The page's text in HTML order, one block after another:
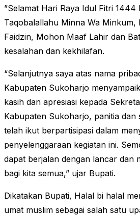
”Selamat Hari Raya Idul Fitri 1444
Taqobalallahu Minna Wa Minkum,
Faidzin, Mohon Maaf Lahir dan
kesalahan dan kekhilafan.
“Selanjutnya saya atas nama
Kabupaten Sukoharjo
kasih dan apresiasi kepada
Kabupaten Sukoharjo, panitia dan
telah ikut berpartisipasi dalam
penyelenggaraan kegiatan ini.
dapat berjalan dengan lancar dan
bagi kita semua,” ujar Bupati.
Dikatakan Bupati, Halal bi halal
umat muslim sebagai salah satu